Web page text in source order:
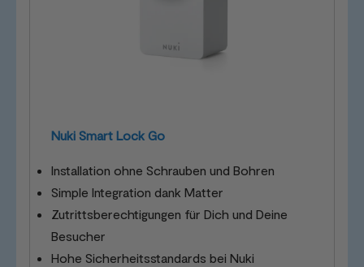
Nuki Smart Lock Go
Installation ohne Schrauben und Bohren
Simple Integration dank Matter
Zutrittsberechtigungen für Dich und Deine
Besucher
Hohe Sicherheitsstandards bei Nuki